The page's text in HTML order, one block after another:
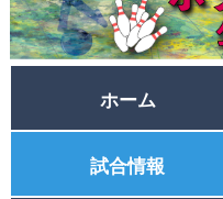
ホーム
試合情報